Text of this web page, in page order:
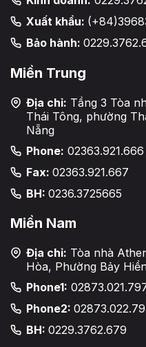
Xuất khẩu:
Bảo hành:
Miền Trung
Địa chỉ: Tầng 3 Tòa
Thái Tông, phường
Nẵng
Phone:
Fax: 02363.921.667
BH: 0236.3725665
Miền Nam
Địa chỉ: Tòa nhà
Hòa, Phường Bảy
Phone1:
Phone2:
BH: 0229.3762.679